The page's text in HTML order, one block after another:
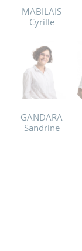
MABILAIS
Cyrille
GANDARA
Sandrine